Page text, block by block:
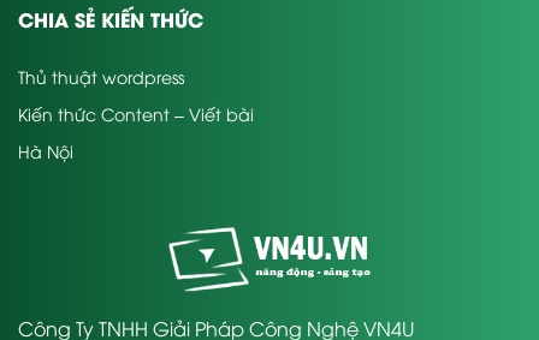
CHIA SẺ KIẾN THỨC
Thủ thuật wordpress
Kiến thức Content – Viết bài
Hà Nội
Công Ty TNHH Giải Pháp Công Nghệ VN4U